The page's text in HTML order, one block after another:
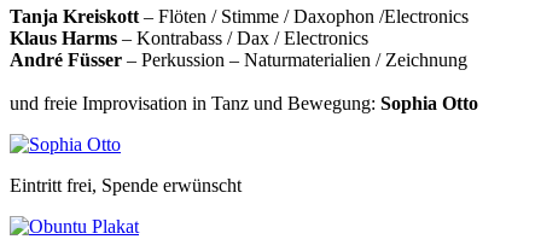
Tanja Kreiskott – Flöten / Stimme / Daxophon /Electronics
Klaus Harms – Kontrabass / Dax / Electronics
André Füsser – Perkussion – Naturmaterialien / Zeichnung
und freie Improvisation in Tanz und Bewegung: Sophia Otto
Eintritt frei, Spende erwünscht